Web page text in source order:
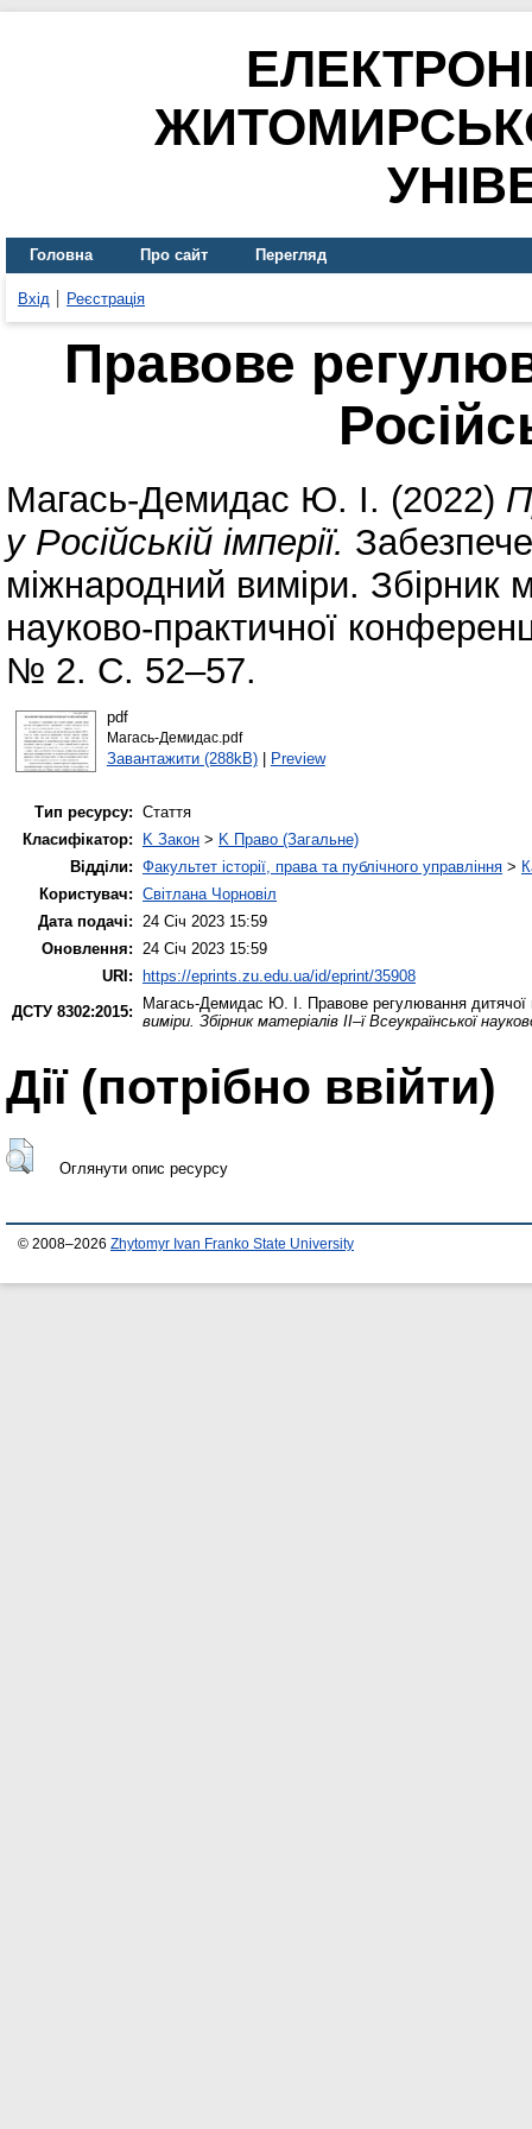
Головна Про сайт Перегляд
Вхід Реєстрація
Правове
Магась-Демидас Ю. І. (2022)
у Російській імперії.
міжнародний виміри. Збірник
науково-практичної
№ 2. С. 52–57.
pdf
Магась-Демидас.pdf
Завантажити (288kB)| Preview
Тип ресурсу: Стаття
Класифікатор:
K Закон > K Право (Загальне)
Відділи: Факультет історії, права та публічного управління >
Користувач: Світлана Чорновіл
Дата подачі: 24 Січ 2023 15:59
Оновлення: 24 Січ 2023 15:59
URI:
https://eprints.zu.edu.ua/id/eprint/35908
ДСТУ 8302:2015:
Магась-Демидас Ю. І. Правове регулювання дитячої
виміри. Збірник матеріалів ІІ–ї Всеукраїнської
Дії ​​(потрібно ввійти)
Оглянути опис ресурсу
© 2008–2026 Zhytomyr Ivan Franko State University